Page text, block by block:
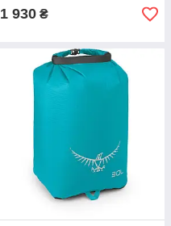
1 930 ₴